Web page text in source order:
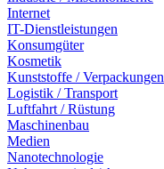
Internet
IT-Dienstleistungen
Konsumgüter
Kosmetik
Kunststoffe / Verpackungen
Logistik / Transport
Luftfahrt / Rüstung
Maschinenbau
Medien
Nanotechnologie